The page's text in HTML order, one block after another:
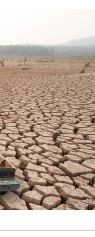
clima